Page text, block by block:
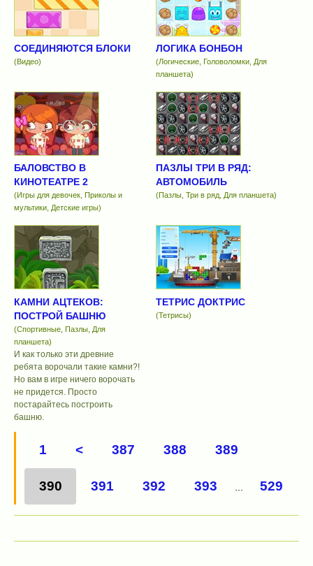
СОЕДИНЯЮТСЯ БЛОКИ
(Видео)
ЛОГИКА БОНБОН
(Логические, Головоломки, Для
планшета)
БАЛОВСТВО В
КИНОТЕАТРЕ 2
(Игры для девочек, Приколы и
мультики, Детские игры)
ПАЗЛЫ ТРИ В РЯД:
АВТОМОБИЛЬ
(Пазлы, Три в ряд, Для планшета)
КАМНИ АЦТЕКОВ:
ПОСТРОЙ БАШНЮ
(Спортивные, Пазлы, Для
планшета)
И как только эти древние
ребята ворочали такие камни?!
Но вам в игре ничего ворочать
не придется. Просто
постарайтесь построить
башню.
ТЕТРИС ДОКТРИС
(Тетрисы)
1 < 387 388 389
390 391 392 393 529